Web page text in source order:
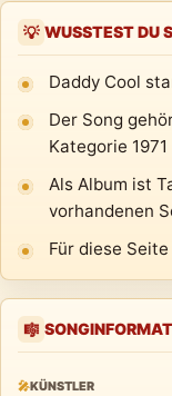
💡 WUSSTEST DU
Daddy Cool
Der Song
Kategorie 1971
Als Album ist
vorhandenen
Für diese
🎼
🎤KÜNSTLER